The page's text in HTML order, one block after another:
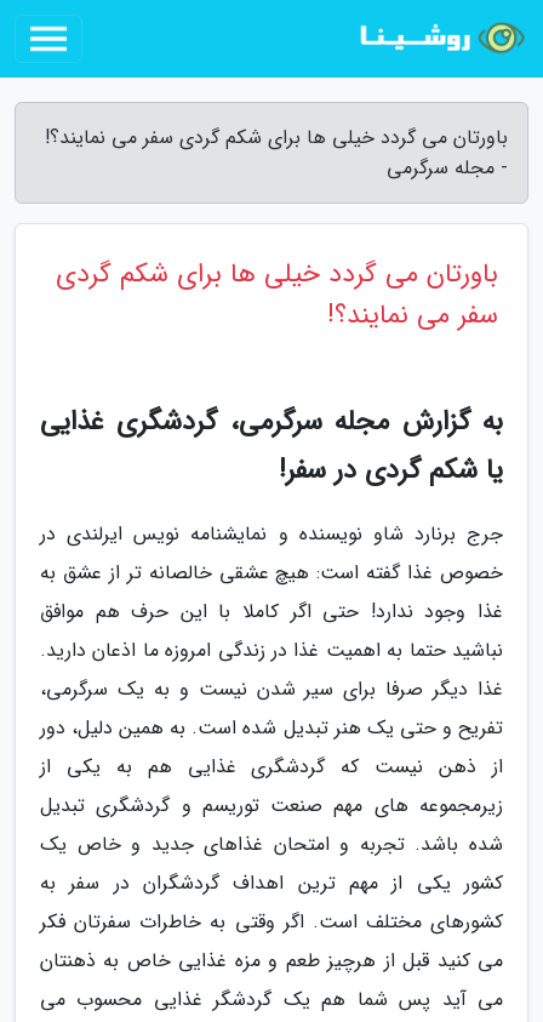
باورتان می گردد خیلی ها برای شکم گردی سفر می نمایند؟!
- مجله سرگرمی
باورتان می گردد خیلی ها برای شکم گردی
سفر می نمایند؟!
به گزارش مجله سرگرمی، گردشگری غذایی
یا شکم گردی در سفر!
جرج برنارد شاو نویسنده و نمایشنامه نویس ایرلندی در
خصوص غذا گفته است: هیچ عشقی خالصانه تر از عشق به
غذا وجود ندارد! حتی اگر کاملا با این حرف هم موافق
نباشید حتما به اهمیت غذا در زندگی امروزه ما اذعان دارید.
غذا دیگر صرفا برای سیر شدن نیست و به یک سرگرمی،
تفریح و حتی یک هنر تبدیل شده است. به همین دلیل، دور
از ذهن نیست که گردشگری غذایی هم به یکی از
زیرمجموعه های مهم صنعت توریسم و گردشگری تبدیل
شده باشد. تجربه و امتحان غذاهای جدید و خاص یک
کشور یکی از مهم ترین اهداف گردشگران در سفر به
کشورهای مختلف است. اگر وقتی به خاطرات سفرتان فکر
می کنید قبل از هرچیز طعم و مزه غذایی خاص به ذهنتان
می آید پس شما هم یک گردشگر غذایی محسوب می